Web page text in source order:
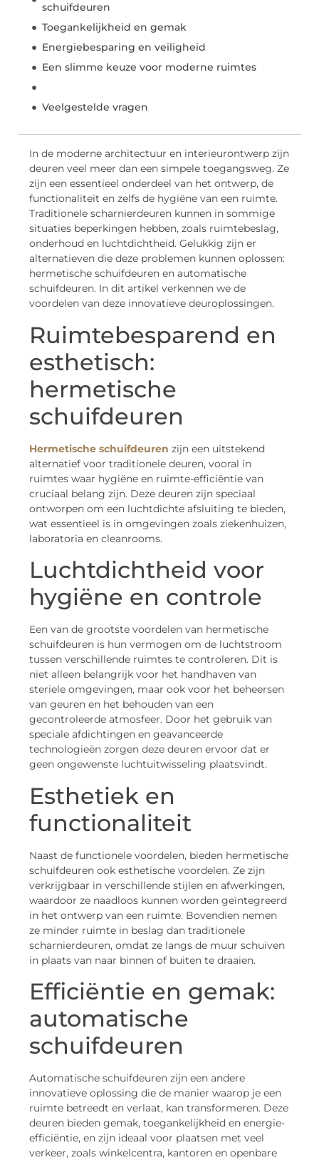
schuifdeuren
Toegankelijkheid en gemak
Energiebesparing en veiligheid
Een slimme keuze voor moderne ruimtes
Veelgestelde vragen
In de moderne architectuur en interieurontwerp zijn
deuren veel meer dan een simpele toegangsweg. Ze
zijn een essentieel onderdeel van het ontwerp, de
functionaliteit en zelfs de hygiëne van een ruimte.
Traditionele scharnierdeuren kunnen in sommige
situaties beperkingen hebben, zoals ruimtebeslag,
onderhoud en luchtdichtheid. Gelukkig zijn er
alternatieven die deze problemen kunnen oplossen:
hermetische schuifdeuren en automatische
schuifdeuren. In dit artikel verkennen we de
voordelen van deze innovatieve deuroplossingen.
Ruimtebesparend en
esthetisch:
hermetische
schuifdeuren
Hermetische schuifdeuren zijn een uitstekend
alternatief voor traditionele deuren, vooral in
ruimtes waar hygiëne en ruimte-efficiëntie van
cruciaal belang zijn. Deze deuren zijn speciaal
ontworpen om een luchtdichte afsluiting te bieden,
wat essentieel is in omgevingen zoals ziekenhuizen,
laboratoria en cleanrooms.
Luchtdichtheid voor
hygiëne en controle
Een van de grootste voordelen van hermetische
schuifdeuren is hun vermogen om de luchtstroom
tussen verschillende ruimtes te controleren. Dit is
niet alleen belangrijk voor het handhaven van
steriele omgevingen, maar ook voor het beheersen
van geuren en het behouden van een
gecontroleerde atmosfeer. Door het gebruik van
speciale afdichtingen en geavanceerde
technologieën zorgen deze deuren ervoor dat er
geen ongewenste luchtuitwisseling plaatsvindt.
Esthetiek en
functionaliteit
Naast de functionele voordelen, bieden hermetische
schuifdeuren ook esthetische voordelen. Ze zijn
verkrijgbaar in verschillende stijlen en afwerkingen,
waardoor ze naadloos kunnen worden geïntegreerd
in het ontwerp van een ruimte. Bovendien nemen
ze minder ruimte in beslag dan traditionele
scharnierdeuren, omdat ze langs de muur schuiven
in plaats van naar binnen of buiten te draaien.
Efficiëntie en gemak:
automatische
schuifdeuren
Automatische schuifdeuren zijn een andere
innovatieve oplossing die de manier waarop je een
ruimte betreedt en verlaat, kan transformeren. Deze
deuren bieden gemak, toegankelijkheid en energie-
efficiëntie, en zijn ideaal voor plaatsen met veel
verkeer, zoals winkelcentra, kantoren en openbare